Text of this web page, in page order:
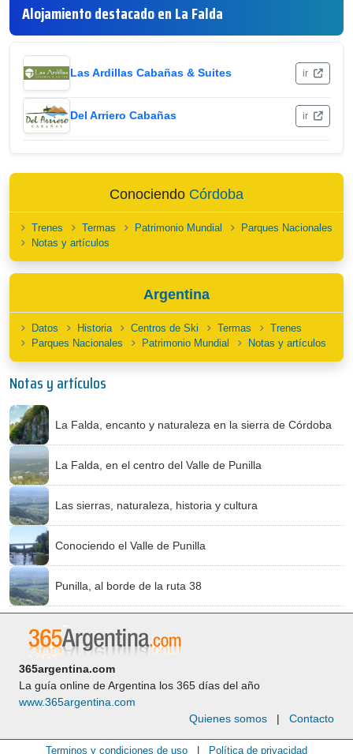
Alojamiento destacado en La Falda
Las Ardillas Cabañas & Suites ir
Del Arriero Cabañas ir
Conociendo Córdoba
Trenes Termas Patrimonio Mundial
Parques Nacionales
Notas y artículos
Argentina
Datos Historia Centros de Ski Termas
Trenes
Parques Nacionales
Patrimonio Mundial Notas y artículos
Notas y artículos
La Falda, encanto y naturaleza en la sierra de Córdoba
La Falda, en el centro del Valle de Punilla
Las sierras, naturaleza, historia y cultura
Conociendo el Valle de Punilla
Punilla, al borde de la ruta 38
365argentina.com
La guía online de Argentina los 365 días del año
www.365argentina.com
Quienes somos | Contacto
Terminos y condiciones de uso Política de privacidad